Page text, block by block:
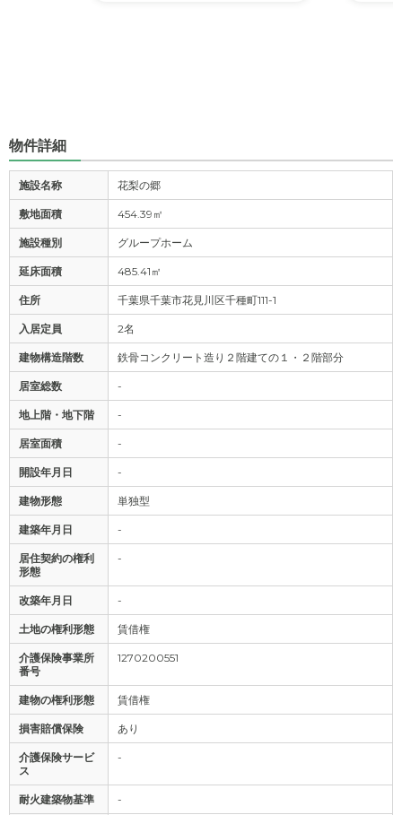
物件詳細
施設名称 花梨の郷
敷地面積 454.39㎡
施設種別 グループホーム
延床面積 485.41㎡
住所 千葉県千葉市花見川区千種町111-1
入居定員 2名
建物構造階数 鉄骨コンクリート造り２階建ての１・２階部分
居室総数 -
地上階・地下階 -
居室面積 -
開設年月日 -
建物形態 単独型
建築年月日 -
居住契約の権利
形態
-
改築年月日 -
土地の権利形態 賃借権
介護保険事業所
番号
1270200551
建物の権利形態 賃借権
損害賠償保険 あり
介護保険サービ
ス
-
耐火建築物基準 -